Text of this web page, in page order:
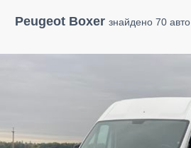
Peugeot Boxer знайдено 70 авто